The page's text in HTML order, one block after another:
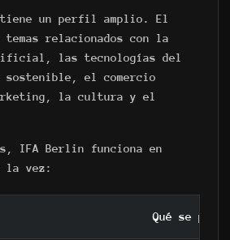
un perfil amplio. El
temas relacionados con la
las tecnologías del
el comercio
la cultura y el
IFA Berlin funciona en
la vez:
Qué se